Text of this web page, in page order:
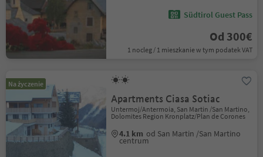
Südtirol Guest Pass
Od 300€
1 nocleg / 1 mieszkanie w tym podatek VAT
Na życzenie
Apartments Ciasa Sotiac
Untermoj/Antermoia, San Martin /San Martino,
Dolomites Region Kronplatz/Plan de Corones
4.1 km od San Martin /San Martino
centrum